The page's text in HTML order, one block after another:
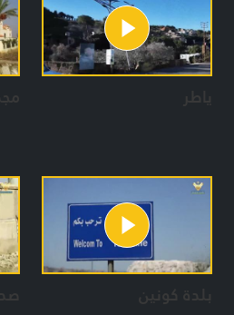
بلدة كونين